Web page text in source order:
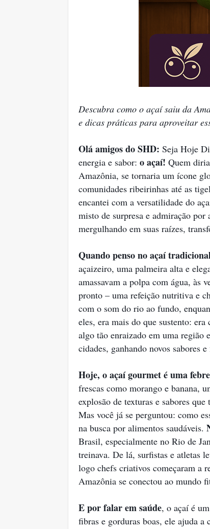
Descubra como o açaí saiu da
e dicas práticas para aproveitar
Olá amigos do SHD: Seja Hoje
energia e sabor: o açaí! Quem
Amazônia, se tornaria um ícone
comunidades ribeirinhas até as
encantei com a versatilidade do
misto de surpresa e admiração
mergulhando em suas raízes,
Quando penso no açaí
açaizeiro, uma palmeira alta e
amassavam a polpa com água, às
pronto – uma refeição nutritiva e
com o som do rio ao fundo,
eles, era mais do que sustento:
algo tão enraizado em uma região
cidades, ganhando novos sabores
Hoje, o açaí gourmet é uma
frescas como morango e banana,
explosão de texturas e sabores
Mas você já se perguntou: como
na busca por alimentos saudáveis.
Brasil, especialmente no Rio de
treinava. De lá, surfistas e atletas
logo chefs criativos começaram a
Amazônia se conectou ao mundo
E por falar em saúde, o açaí é
fibras e gorduras boas, ele ajuda a